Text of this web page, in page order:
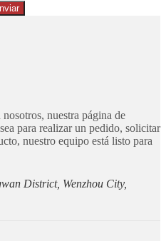
nuestra página de
para realizar un pedido, solicitar
nuestro equipo está listo para
District, Wenzhou City,